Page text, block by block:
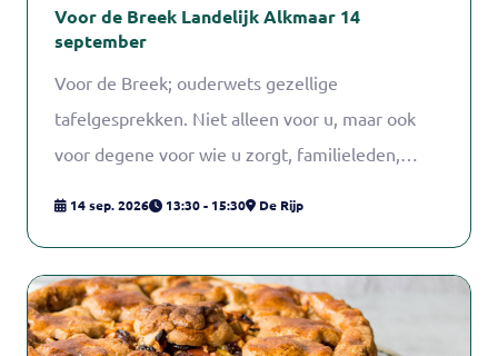
Voor de Breek Landelijk Alkmaar 14
september
Voor de Breek; ouderwets gezellige
tafelgesprekken. Niet alleen voor u, maar ook
voor degene voor wie u zorgt, familieleden,
14 sep. 2026 13:30 - 15:30 De Rijp